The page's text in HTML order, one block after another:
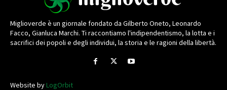
Miglioverde è un giornale fondato da Gilberto Oneto, Leonardo
Facco, Gianluca Marchi. Ti raccontiamo l'indipendentismo, la lotta e i
sacrifici dei popoli e degli individui, la storia e le ragioni della libertà.
Website byLogOrbit